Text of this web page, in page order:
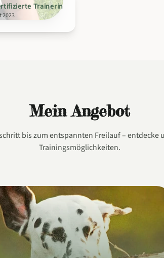
Trainerin
2023
Mein Angebot
bis zum entspannten Freilauf – entdecke
Trainingsmöglichkeiten.